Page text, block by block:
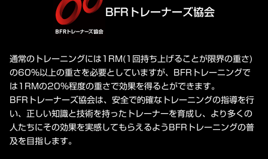
BFRトレーナーズ協会
通常のトレーニングには1RM(1回持ち上げることが限界の重さ)
の60%以上の重さを必要としていますが、BFRトレーニングで
は1RMの20%程度の重さで効果を得るとができます。
BFRトレーナーズ協会は、安全で的確なトレーニングの指導を行
い、正しい知識と技術を持ったトレーナーを育成し、より多くの
人たちにその効果を実感してもらえるようBFRトレーニングの普
及を目指します。